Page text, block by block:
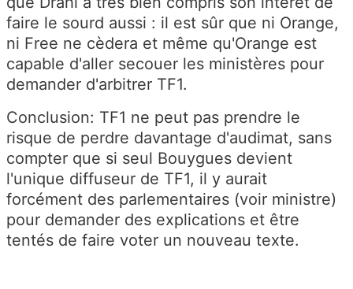
faire le sourd aussi : il est sûr que ni Orange,
ni Free ne cèdera et même qu'Orange est
capable d'aller secouer les ministères pour
demander d'arbitrer TF1.
Conclusion: TF1 ne peut pas prendre le
risque de perdre davantage d'audimat, sans
compter que si seul Bouygues devient
l'unique diffuseur de TF1, il y aurait
forcément des parlementaires (voir ministre)
pour demander des explications et être
tentés de faire voter un nouveau texte.